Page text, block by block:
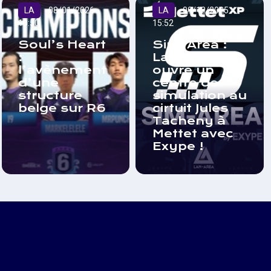
LA
08/01/2026
10:50
Soul’s Heart
:
l’avènement
d’une
structure
belge sur R6
LA
09/12/2025
15:52
Sim-Area :
Lan-Area
ouvre un
centre de
simulation au
cirtuit Jules
Tacheny à
Mettet avec
Exype !